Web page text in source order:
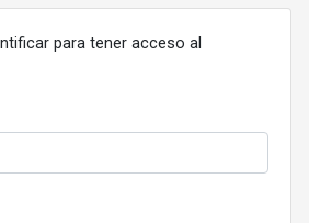
para tener acceso al